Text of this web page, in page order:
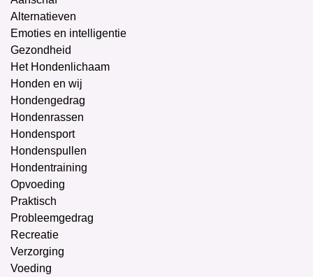
Alternatieven
Emoties en intelligentie
Gezondheid
Het Hondenlichaam
Honden en wij
Hondengedrag
Hondenrassen
Hondensport
Hondenspullen
Hondentraining
Opvoeding
Praktisch
Probleemgedrag
Recreatie
Verzorging
Voeding